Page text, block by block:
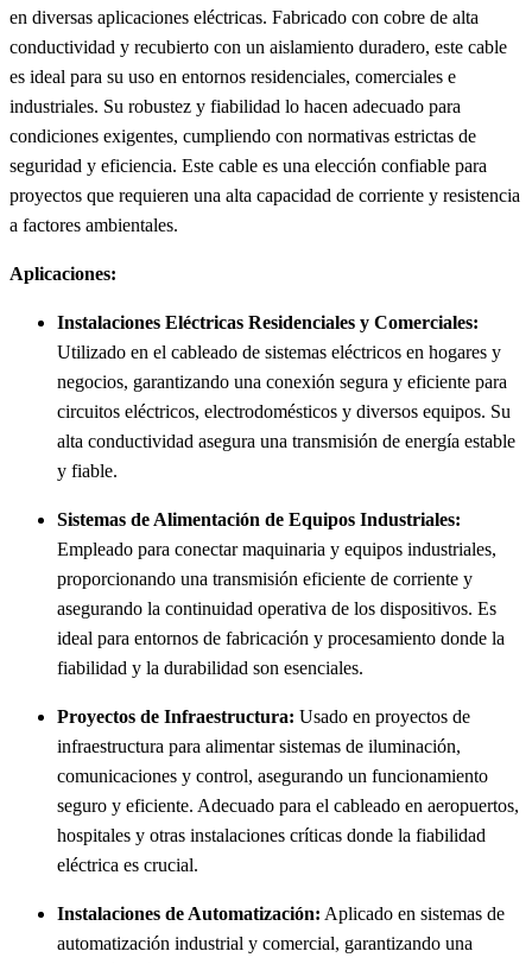
en diversas aplicaciones eléctricas. Fabricado con cobre de alta
conductividad y recubierto con un aislamiento duradero, este cable
es ideal para su uso en entornos residenciales, comerciales e
industriales. Su robustez y fiabilidad lo hacen adecuado para
condiciones exigentes, cumpliendo con normativas estrictas de
seguridad y eficiencia. Este cable es una elección confiable para
proyectos que requieren una alta capacidad de corriente y resistencia
a factores ambientales.
Aplicaciones:
Instalaciones Eléctricas Residenciales y Comerciales:
Utilizado en el cableado de sistemas eléctricos en hogares y
negocios, garantizando una conexión segura y eficiente para
circuitos eléctricos, electrodomésticos y diversos equipos. Su
alta conductividad asegura una transmisión de energía estable
y fiable.
Sistemas de Alimentación de Equipos Industriales:
Empleado para conectar maquinaria y equipos industriales,
proporcionando una transmisión eficiente de corriente y
asegurando la continuidad operativa de los dispositivos. Es
ideal para entornos de fabricación y procesamiento donde la
fiabilidad y la durabilidad son esenciales.
Proyectos de Infraestructura: Usado en proyectos de
infraestructura para alimentar sistemas de iluminación,
comunicaciones y control, asegurando un funcionamiento
seguro y eficiente. Adecuado para el cableado en aeropuertos,
hospitales y otras instalaciones críticas donde la fiabilidad
eléctrica es crucial.
Instalaciones de Automatización: Aplicado en sistemas de
automatización industrial y comercial, garantizando una